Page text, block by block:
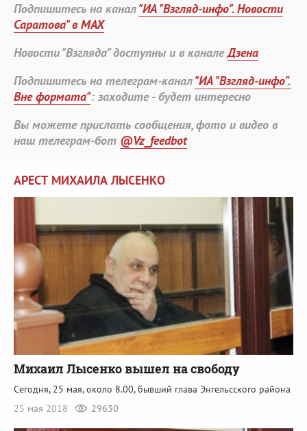
Подпишитесь на канал"ИА "Взгляд-инфо". Новости
Саратова" в MAX
Новости "Взгляда" доступны и в каналеДзена
Подпишитесь на телеграм-канал"ИА "Взгляд-инфо".
Вне формата": заходите - будет интересно
Вы можете прислать сообщения, фото и видео в
наш телеграм-бот @Vz_feedbot
АРЕСТ МИХАИЛА ЛЫСЕНКО
Михаил Лысенко вышел на свободу
Сегодня, 25 мая, около 8.00, бывший глава Энгельсского района
25 мая 2018
29630